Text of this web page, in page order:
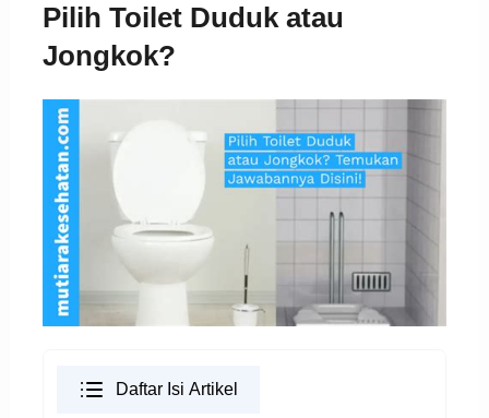
Pilih Toilet Duduk atau
Jongkok?
Daftar Isi Artikel